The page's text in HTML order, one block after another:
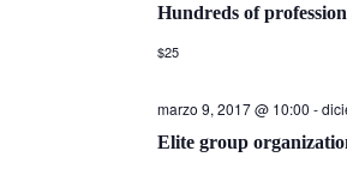
Hundreds of
$25
marzo 9, 2017 @ 10:00 -
Elite group